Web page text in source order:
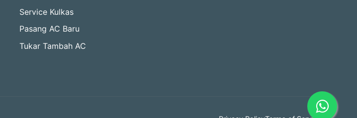
Service Kulkas
Pasang AC Baru
Tukar Tambah AC